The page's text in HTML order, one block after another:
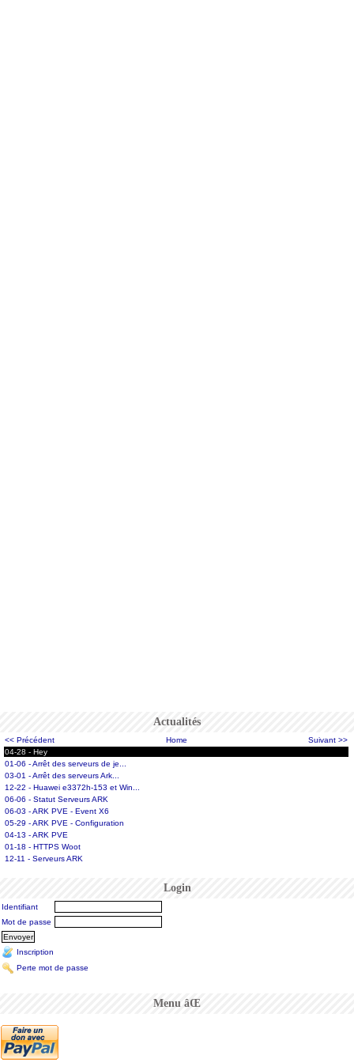
Menu âŒ
Actualités
<< Précédent Home
Suivant >>
04-28 - Hey
01-06 - Arrêt des serveurs de je...
03-01 - Arrêt des serveurs Ark...
12-22 - Huawei e3372h-153 et Win...
06-06 - Statut Serveurs ARK
06-03 - ARK PVE - Event X6
05-29 - ARK PVE - Configuration
04-13 - ARK PVE
01-18 - HTTPS Woot
12-11 - Serveurs ARK
Login
Identifiant
Mot de passe
Inscription
Perte mot de passe